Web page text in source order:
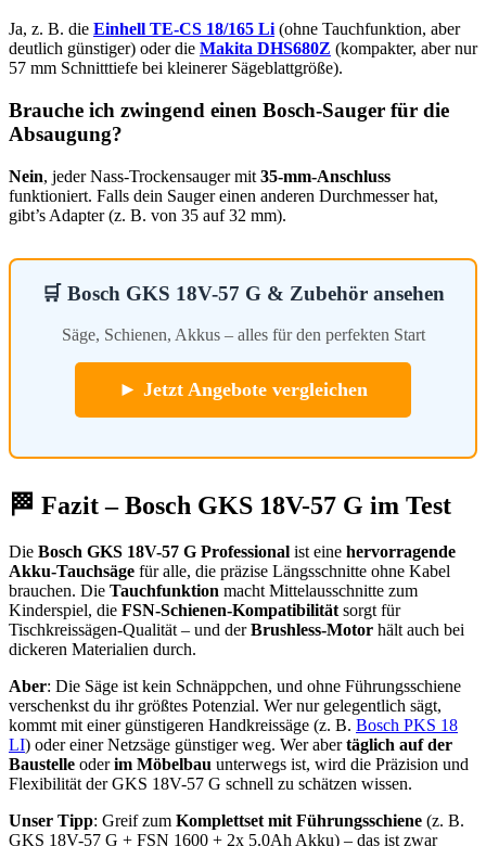
Ja, z. B. die Einhell TE-CS 18/165 Li (ohne Tauchfunktion, aber
deutlich günstiger) oder die Makita DHS680Z (kompakter, aber nur
57 mm Schnitttiefe bei kleinerer Sägeblattgröße).
Brauche ich zwingend einen Bosch-Sauger für die
Absaugung?
Nein, jeder Nass-Trockensauger mit 35-mm-Anschluss
funktioniert. Falls dein Sauger einen anderen Durchmesser hat,
gibt’s Adapter (z. B. von 35 auf 32 mm).
🛒 Bosch GKS 18V-57 G & Zubehör ansehen
Säge, Schienen, Akkus – alles für den perfekten Start
► Jetzt Angebote vergleichen
🏁 Fazit – Bosch GKS 18V-57 G im Test
Die Bosch GKS 18V-57 G Professional ist eine hervorragende
Akku-Tauchsäge für alle, die präzise Längsschnitte ohne Kabel
brauchen. Die Tauchfunktion macht Mittelausschnitte zum
Kinderspiel, die FSN-Schienen-Kompatibilität sorgt für
Tischkreissägen-Qualität – und derBrushless-Motor hält auch bei
dickeren Materialien durch.
Aber: Die Säge ist kein Schnäppchen, und ohne Führungsschiene
verschenkst du ihr größtes Potenzial. Wer nur gelegentlich sägt,
kommt mit einer günstigeren Handkreissäge (z. B. Bosch PKS 18
LI) oder einer Netzsäge günstiger weg. Wer abertäglich auf der
Baustelle oderim Möbelbau unterwegs ist, wird die Präzision und
Flexibilität der GKS 18V-57 G schnell zu schätzen wissen.
Unser Tipp: Greif zum Komplettset mit Führungsschiene (z. B.
GKS 18V-57 G + FSN 1600 + 2x 5.0Ah Akku) – das ist zwar